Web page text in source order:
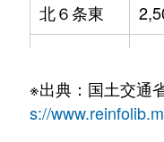
北６条東
北６条東
※出典：国土交通
s://